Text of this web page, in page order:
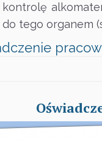
kontrolę
do tego organem